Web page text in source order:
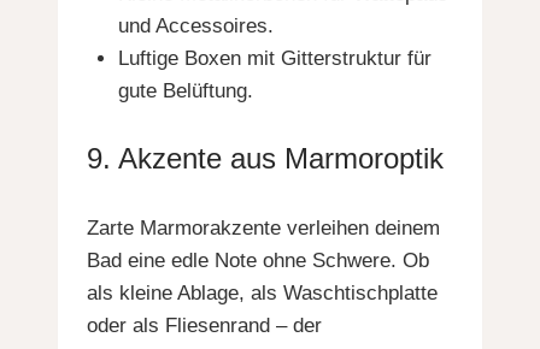
und Accessoires.
Luftige Boxen mit Gitterstruktur für
gute Belüftung.
9. Akzente aus Marmoroptik
Zarte Marmorakzente verleihen deinem
Bad eine edle Note ohne Schwere. Ob
als kleine Ablage, als Waschtischplatte
oder als Fliesenrand – der